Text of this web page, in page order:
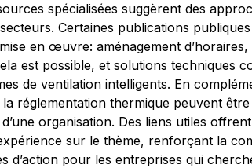
spécialisées suggèrent des
Certaines publications
en œuvre: aménagement
est possible, et solutions techniques
de ventilation intelligents. En
réglementation thermique peuvent
organisation. Des liens utiles
sur le thème, renforçant la
d’action pour les entreprises qui